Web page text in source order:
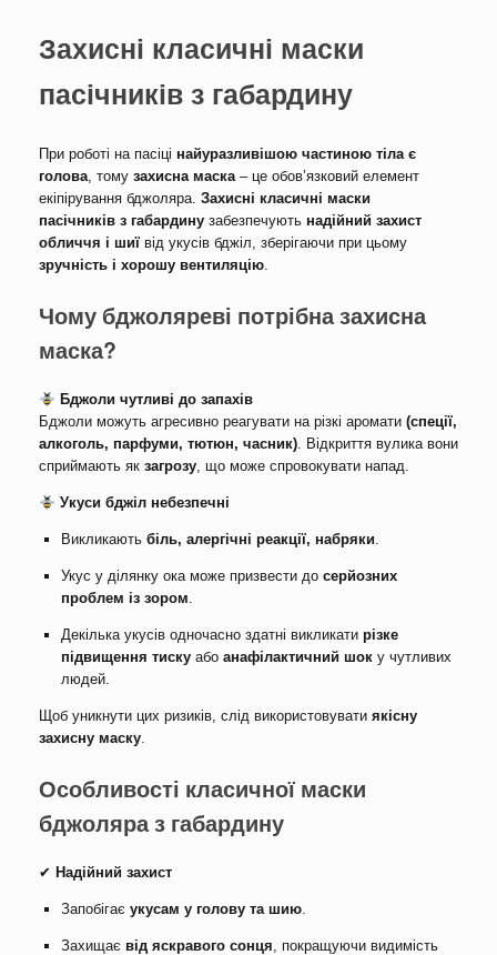
Захисні класичні маски
пасічників з габардину
При роботі на пасіці найуразливішою частиною тіла є
голова, тому захисна маска– це обов’язковий елемент
екіпірування бджоляра. Захисні класичні маски
пасічників з габардину забезпечують надійний захист
обличчя і шиї від укусів бджіл, зберігаючи при цьому
зручність і хорошу вентиляцію.
Чому бджоляреві потрібна захисна
маска?
Бджоли чутливі до запахів
Бджоли можуть агресивно реагувати на різкі аромати (спеції,
алкоголь, парфуми, тютюн, часник). Відкриття вулика вони
сприймають як загрозу, що може спровокувати напад.
Укуси бджіл небезпечні
Викликають біль, алергічні реакції, набряки.
Укус у ділянку ока може призвести до серйозних
проблем із зором.
Декілька укусів одночасно здатні викликати різке
підвищення тискуабо анафілактичний шоку чутливих
людей.
Щоб уникнути цих ризиків, слід використовувати якісну
захисну маску.
Особливості класичної маски
бджоляра з габардину
✔ Надійний захист
Запобігає укусам у голову та шию.
Захищає від яскравого сонця, покращуючи видимість